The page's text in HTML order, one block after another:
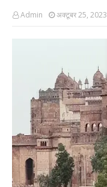
Admin अक्टूबर 25, 2023